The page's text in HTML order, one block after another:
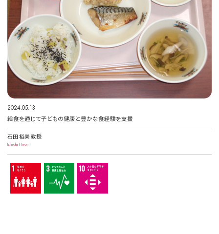
2024.05.13
給食を通じて子どもの健康と豊かな食経験を支援
石田 裕美 教授
Ishida Hiromi